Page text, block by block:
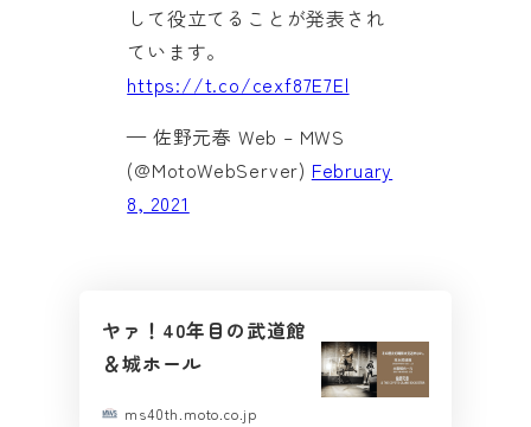
して役立てることが発表され
ています。
https://t.co/cexf87E7El
— 佐野元春 Web – MWS
(@MotoWebServer) February
8, 2021
ヤァ！40年目の武道館
＆城ホール
ms40th.moto.co.jp